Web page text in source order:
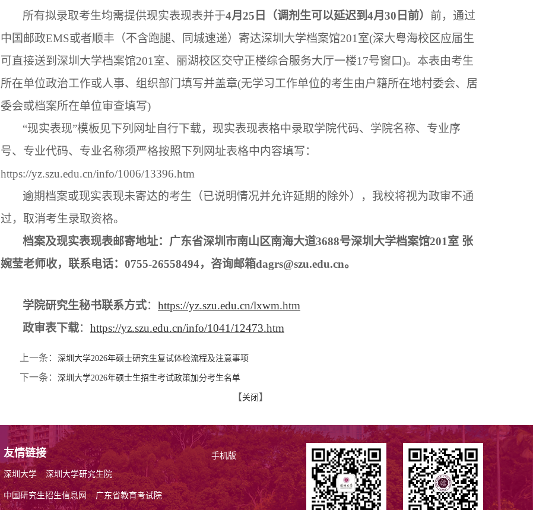
所有拟录取考生均需提供现实表现表并于4月25日（调剂生可以延迟到4月30日前） 前，通过
中国邮政EMS或者顺丰（不含跑腿、同城速递）寄达深圳大学档案馆201室(深大粤海校区应届生
可直接送到深圳大学档案馆201室、丽湖校区交守正楼综合服务大厅一楼17号窗口)。本表由考生
所在单位政治工作或人事、组织部门填写并盖章(无学习工作单位的考生由户籍所在地村委会、居
委会或档案所在单位审查填写)
“现实表现”模板见下列网址自行下载，现实表现表格中录取学院代码、学院名称、专业序
号、专业代码、专业名称须严格按照下列网址表格中内容填写：
https://yz.szu.edu.cn/info/1006/13396.htm
逾期档案或现实表现未寄达的考生（已说明情况并允许延期的除外），我校将视为政审不通
过，取消考生录取资格。
档案及现实表现表邮寄地址：广东省深圳市南山区南海大道3688号深圳大学档案馆201室 张
婉莹老师收，联系电话：0755-26558494，咨询邮箱dagrs@szu.edu.cn。
学院研究生秘书联系方式： https://yz.szu.edu.cn/lxwm.htm
政审表下载： https://yz.szu.edu.cn/info/1041/12473.htm
上一条： 深圳大学2026年硕士研究生复试体检流程及注意事项
下一条： 深圳大学2026年硕士生招生考试政策加分考生名单
【关闭 】
友情链接
深圳大学 深圳大学研究生院
中国研究生招生信息网 广东省教育考试院
手机版